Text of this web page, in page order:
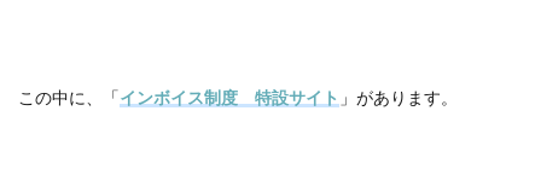
この中に、「インボイス制度 特設サイト 」があります。